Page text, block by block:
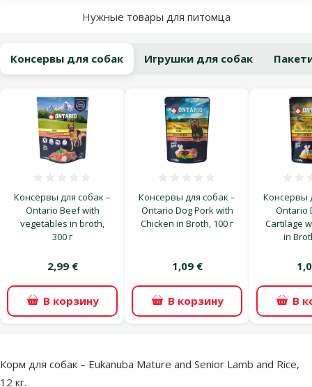
Нужные товары для питомца
Консервы для собак Игрушки для собак
Консервы для собак –
Ontario Beef with
vegetables in broth,
300 г
2,99 €
В корзину
Консервы для собак –
Ontario Dog Pork with
Chicken in Broth, 100 г
1,09 €
В корзину
Консервы
Ontario
Cartilage
in
В
superzoo.product.detail.content
Корм для собак – Eukanuba Mature and Senior Lamb and Rice,
12 кг.